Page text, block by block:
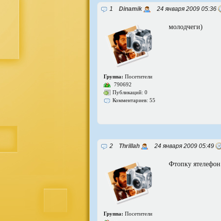
1 Dinamik 24 января 2009 05:36
Группа: Посетители
790692
Публикаций: 0
Комментариев: 55
молодчеги)
2 Thrillah 24 января 2009 05:49
Группа: Посетители
Фтопку